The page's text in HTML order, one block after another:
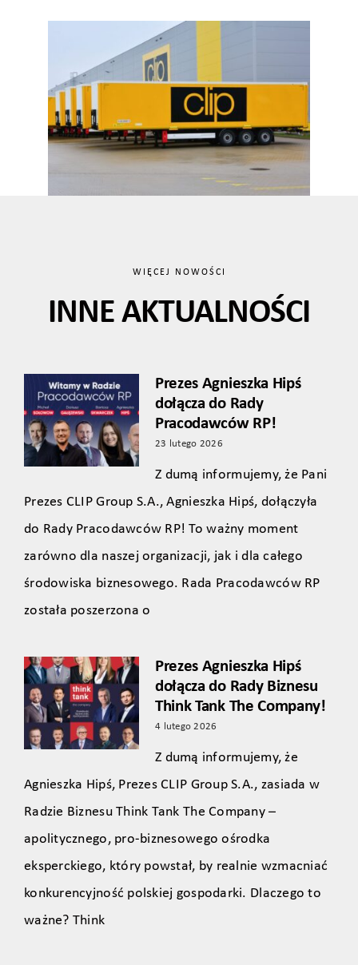
WIĘCEJ NOWOŚCI
INNE AKTUALNOŚCI
Prezes Agnieszka Hipś
dołącza do Rady
Pracodawców RP!
23 lutego 2026
Z dumą informujemy, że Pani
Prezes CLIP Group S.A., Agnieszka Hipś, dołączyła
do Rady Pracodawców RP! To ważny moment
zarówno dla naszej organizacji, jak i dla całego
środowiska biznesowego. Rada Pracodawców RP
została poszerzona o
Prezes Agnieszka Hipś
dołącza do Rady Biznesu
Think Tank The Company!
4 lutego 2026
Z dumą informujemy, że
Agnieszka Hipś, Prezes CLIP Group S.A., zasiada w
Radzie Biznesu Think Tank The Company –
apolitycznego, pro‑biznesowego ośrodka
eksperckiego, który powstał, by realnie wzmacniać
konkurencyjność polskiej gospodarki. Dlaczego to
ważne? Think